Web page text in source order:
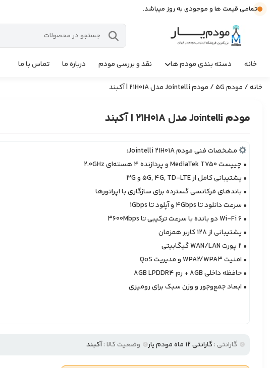
تمامی قیمت ها و موجودی به روز میباشد.
خانه دسته بندی مودم ها نقد و بررسی مودم درباره ما تماس با ما
خانه/ مودم 5G / مودم Jointelli مدل 21H01A | آکبند
مودم Jointelli مدل 21H01A | آکبند
مشخصات فنی مودم Jointelli 21H01A:
• چیپست MediaTek T750 و پردازنده 4 هسته‌ای 2.0GHz
• پشتیبانی کامل از 5G, 4G, TD‑LTE و 3G
• باندهای فرکانسی گسترده برای سازگاری با اپراتورها
• سرعت دانلود تا 4Gbps و آپلود تا 1Gbps
• Wi‑Fi 6 دو بانده با سرعت ترکیبی تا 3600Mbps
• پشتیبانی از 128 کاربر همزمان
• 2 پورت WAN/LAN گیگابیتی
• امنیت WPA2/WPA3 و مدیریت QoS
• حافظه داخلی 8GB + رم 8GB LPDDR4
• ابعاد جمع‌وجور و وزن سبک برای رومیزی
گارانتی :گارانتی 12 ماه مودم یار وضعیت کالا :آکبند